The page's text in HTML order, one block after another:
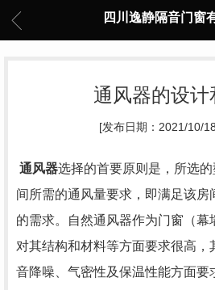
四川逸静隔音门窗
通风器的设计
[发布日期：2021/10/
通风器选择的首要原则是，所选
间所需的通风量要求，即满足该房
的需求。自然通风器作为门窗（幕
对其结构和材料等方面要求很高，
音降噪、气密性及保温性能方面要